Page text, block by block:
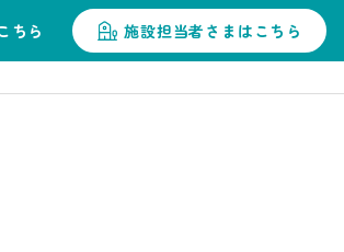
ちら 施設担当者さまはこちら